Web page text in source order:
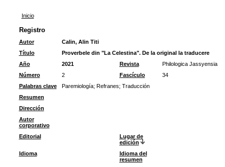
Inicio
Registro
Autor
Calin, Alin Titi
Título
Proverbele din "La Celestina". De la original la traducere
Año
2021 Revista
Philologica Jassyensia
Número
2 Fascículo
34
Palabras clave
Paremiología; Refranes; Traducción
Resumen
Dirección
Autor
corporativo
Editorial
Lugar de
edición
Idioma
Idioma del
resumen